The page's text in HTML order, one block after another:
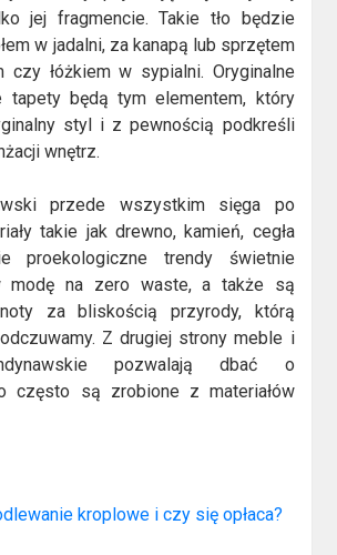
jej fragmencie. Takie tło będzie
w jadalni, za kanapą lub sprzętem
czy łóżkiem w sypialni. Oryginalne
tapety będą tym elementem, który
styl i z pewnością podkreśli
wnętrz.
przede wszystkim sięga po
takie jak drewno, kamień, cegła
proekologiczne trendy świetnie
modę na zero waste, a także są
za bliskością przyrody, którą
Z drugiej strony meble i
pozwalają dbać o
często są zrobione z materiałów
kroplowe i czy się opłaca?